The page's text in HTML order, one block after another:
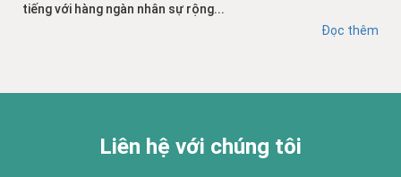
tiếng với hàng ngàn nhân sự rộng...
Đọc thêm
Liên hệ với chúng tôi